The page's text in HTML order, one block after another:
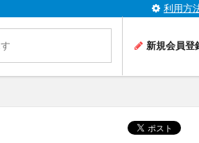
利用方
新規会員登